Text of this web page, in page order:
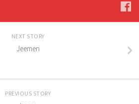
NEXT STORY
Jeemen
PREVIOUS STORY